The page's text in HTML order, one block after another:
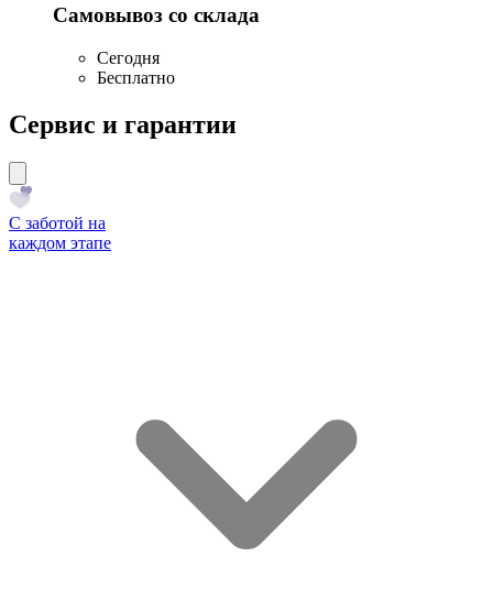
Самовывоз со склада
Сегодня
Бесплатно
Сервис и гарантии
С заботой на
каждом этапе